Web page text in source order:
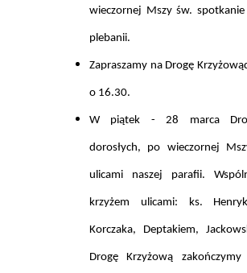
wieczornej Mszy św.
plebanii.
Zapraszamy naDrogę
o 16.30.
W piątek - 28 marca
dorosłych, po wieczornej
ulicami naszej parafii.
krzyżem ulicami: ks.
Korczaka, Deptakiem,
Drogę Krzyżową